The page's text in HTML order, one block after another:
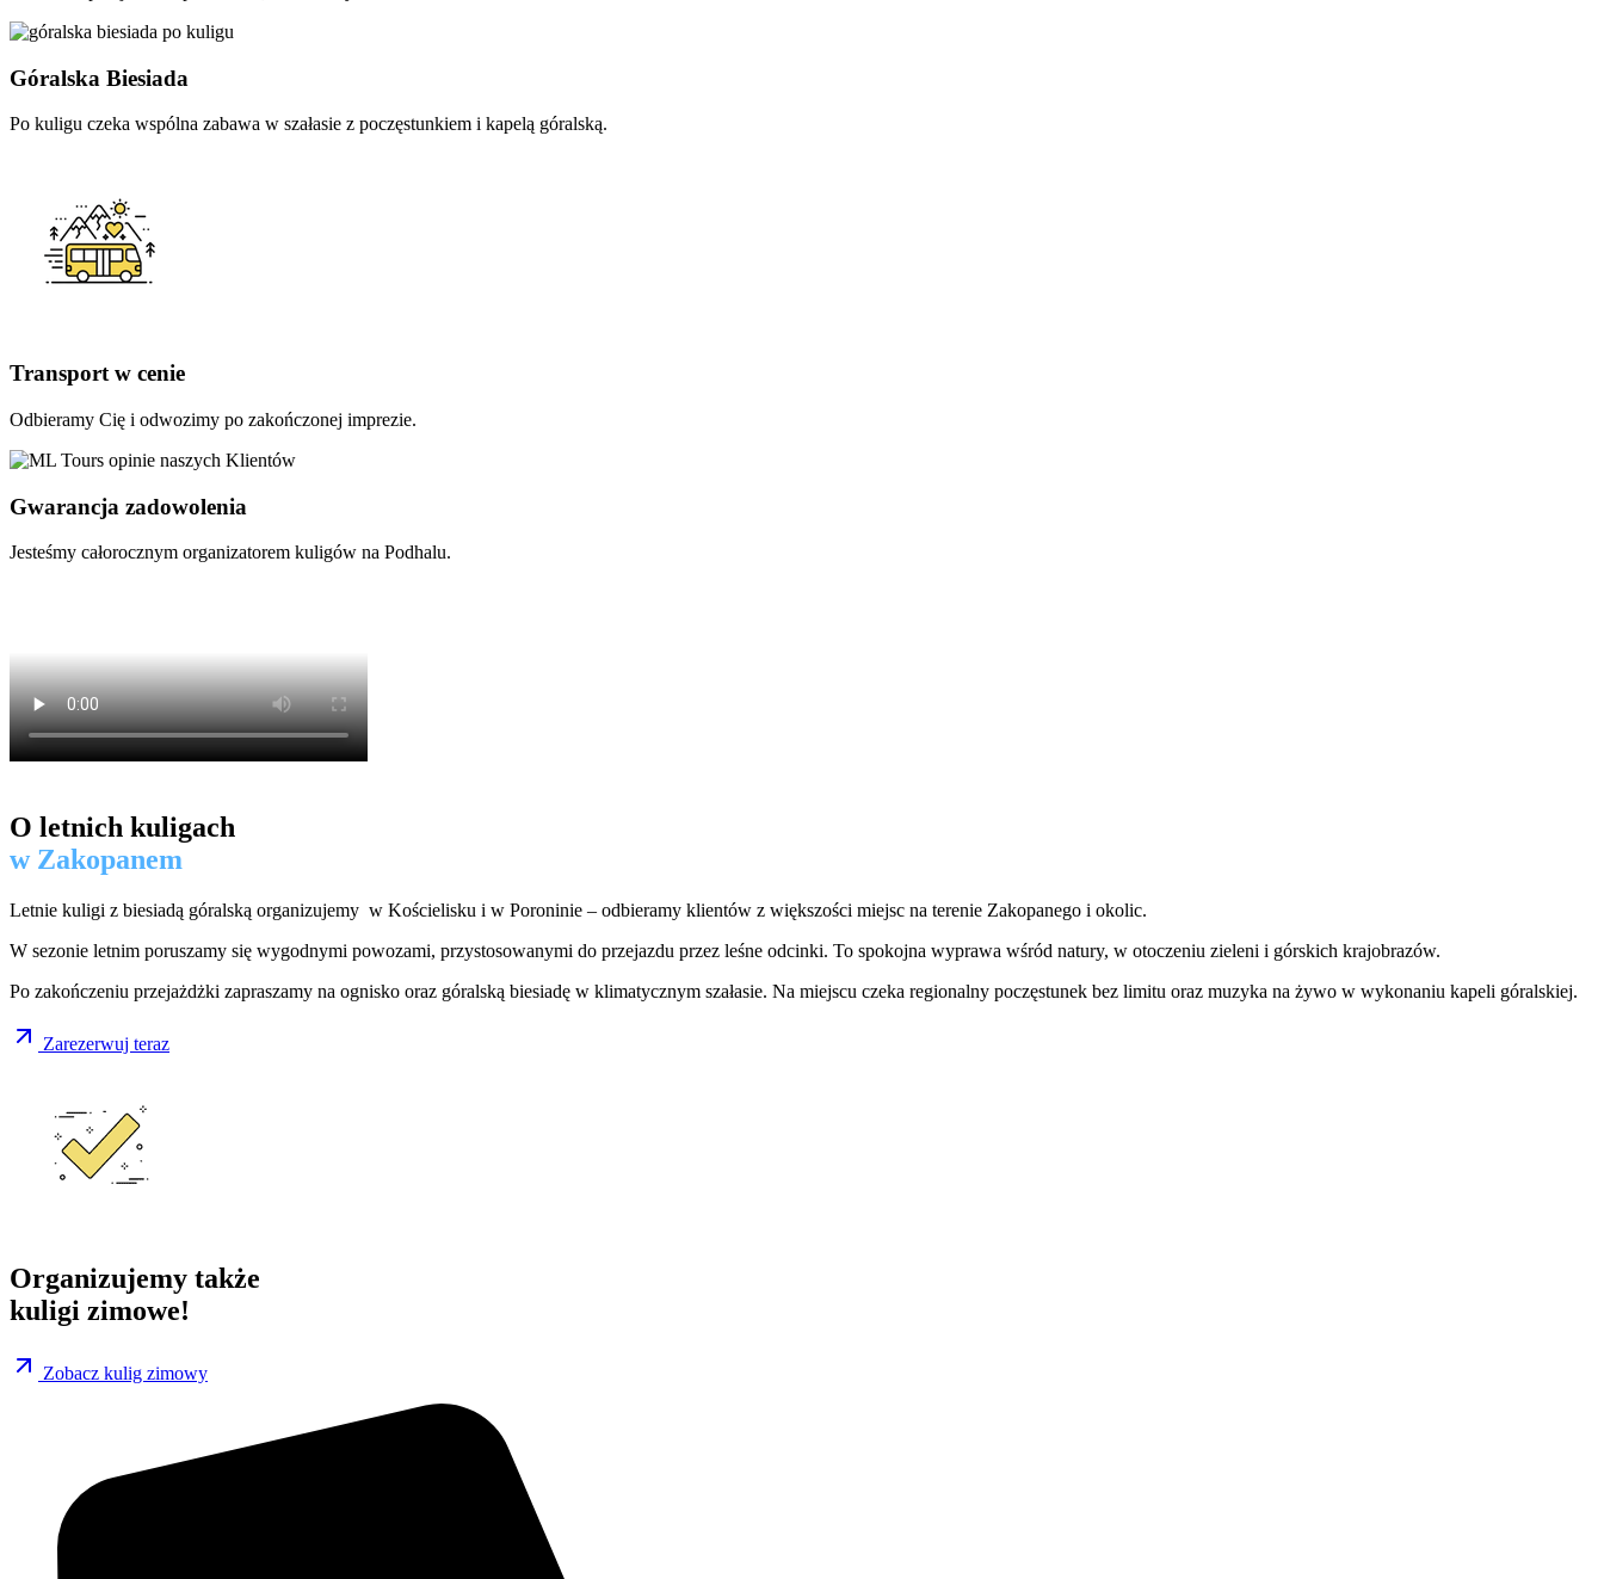
Góralska Biesiada
Po kuligu czeka wspólna zabawa w szałasie z poczęstunkiem i kapelą góralską.
Transport w cenie
Odbieramy Cię i odwozimy po zakończonej imprezie.
Gwarancja zadowolenia
Jesteśmy całorocznym organizatorem kuligów na Podhalu.
O letnich kuligach
w Zakopanem
Letnie kuligi z biesiadą góralską organizujemy w Kościelisku i w Poroninie – odbieramy klientów z większości miejsc na terenie Zakopanego i okolic.
W sezonie letnim poruszamy się wygodnymi powozami, przystosowanymi do przejazdu przez leśne odcinki. To spokojna wyprawa wśród natury, w otoczeniu zieleni i górskich krajobrazów.
Po zakończeniu przejażdżki zapraszamy na ognisko oraz góralską biesiadę w klimatycznym szałasie. Na miejscu czeka regionalny poczęstunek bez limitu oraz muzyka na żywo w wykonaniu kapeli góralskiej.
Zarezerwuj teraz
Organizujemy także
kuligi zimowe!
Zobacz kulig zimowy